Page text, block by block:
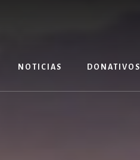
NOTICIAS DONATIVOS